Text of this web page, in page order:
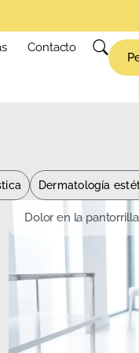
Contacto
Dermatología
Dolor en la